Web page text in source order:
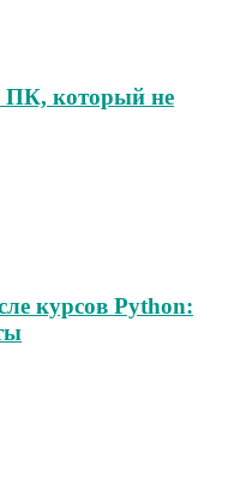
ПК, который не
курсов Python: